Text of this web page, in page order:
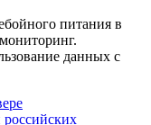
питания в
данных с